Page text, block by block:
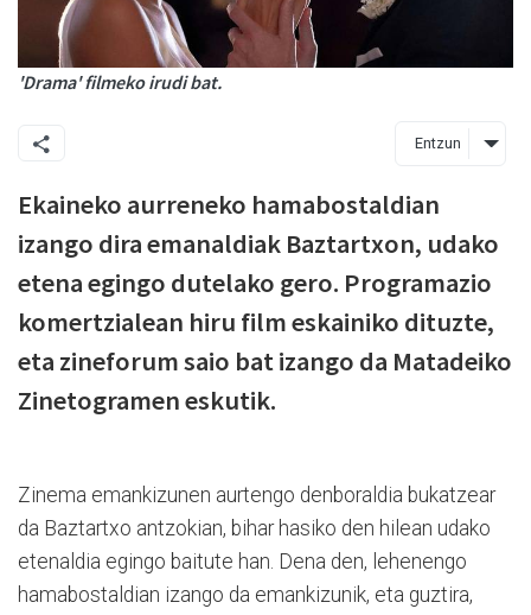
'Drama' filmeko irudi bat.
Entzun
Ekaineko aurreneko hamabostaldian
izango dira emanaldiak Baztartxon, udako
etena egingo dutelako gero. Programazio
komertzialean hiru film eskainiko dituzte,
eta zineforum saio bat izango da Matadeiko
Zinetogramen eskutik.
Zinema emankizunen aurtengo denboraldia bukatzear
da Baztartxo antzokian, bihar hasiko den hilean udako
etenaldia egingo baitute han. Dena den, lehenengo
hamabostaldian izango da emankizunik, eta guztira,